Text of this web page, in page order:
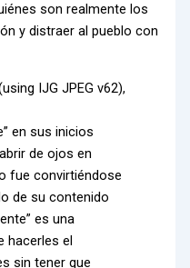
son realmente los
y distraer al pueblo con
en sus inicios
de ojos en
fue convirtiéndose
de su contenido
es una
hacerles el
sin tener que